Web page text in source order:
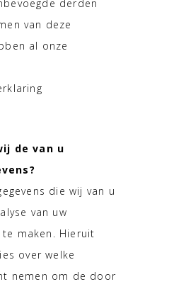
derden
van deze
al onze
de van u
die wij van u
van uw
maken. Hieruit
over welke
nemen om de door